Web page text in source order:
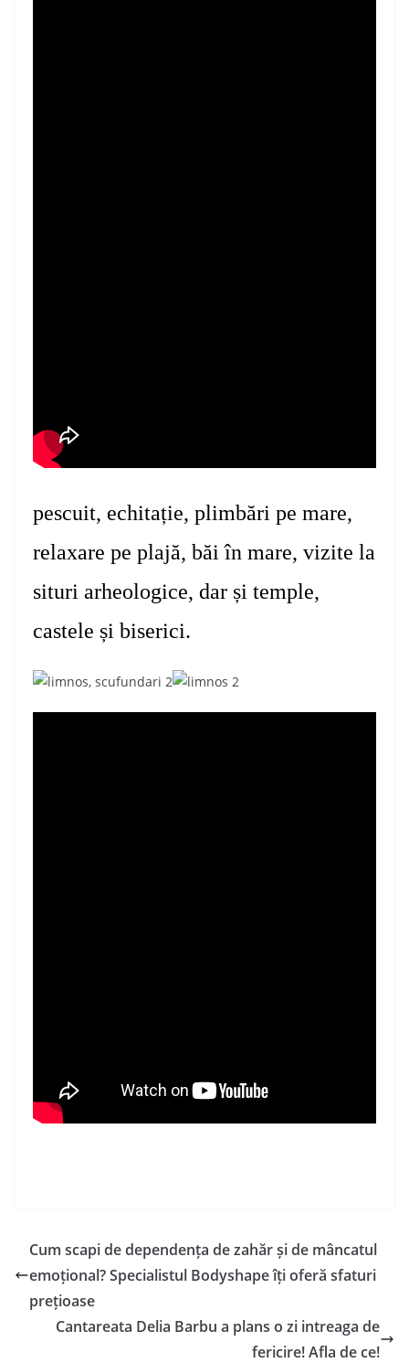
pescuit, echitație, plimbări pe mare,
relaxare pe plajă, băi în mare, vizite la
situri arheologice, dar și temple,
castele și biserici.
Cum scapi de dependența de zahăr și de mâncatul
emoțional? Specialistul Bodyshape îți oferă sfaturi
prețioase
Cantareata Delia Barbu a plans o zi intreaga de
fericire! Afla de ce!